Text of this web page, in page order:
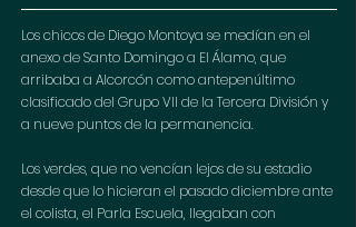
Los chicos de Diego Montoya se medían en el
anexo de Santo Domingo a El Álamo, que
arribaba a Alcorcón como antepenúltimo
clasificado del Grupo VII de la Tercera División y
a nueve puntos de la permanencia.
Los verdes, que no vencían lejos de su estadio
desde que lo hicieran el pasado diciembre ante
el colista, el Parla Escuela, llegaban con